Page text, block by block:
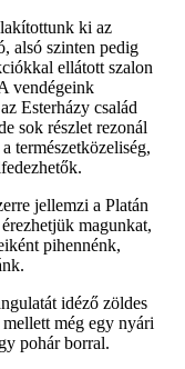
ki az
alsó szinten pedig
ellátott szalon
vendégeink
Esterházy család
sok részlet rezonál
természetközeliség,
jellemzi a Platán
magunkat,
pihennénk,
idéző zöldes
még egy nyári
pohár borral.